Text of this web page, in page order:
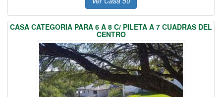
CASA CATEGORIA PARA 6 A 8 C/ PILETA A 7 CUADRAS DEL
CENTRO